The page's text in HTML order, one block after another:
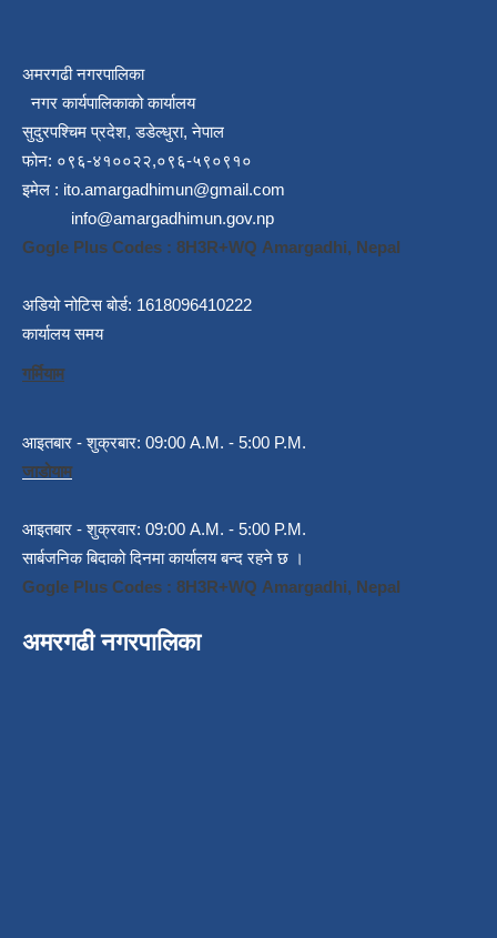
अमरगढी नगरपालिका
नगर कार्यपालिकाको कार्यालय
सुदुरपश्चिम प्रदेश, डडेल्धुरा, नेपाल
फोन: ०९६-४१००२२,०९६-५९०९१०
इमेल : ito.amargadhimun@gmail.com
info@amargadhimun.gov.np
Gogle Plus Codes : 8H3R+WQ Amargadhi, Nepal
अडियो नोटिस बोर्ड: 1618096410222
कार्यालय समय
गर्मियाम
आइतबार - शुक्रबार: 09:00 A.M. - 5:00 P.M.
जाडोयाम
आइतबार - शुक्रवार: 09:00 A.M. - 5:00 P.M.
सार्बजनिक बिदाको दिनमा कार्यालय बन्द रहने छ ।
Gogle Plus Codes : 8H3R+WQ Amargadhi, Nepal
अमरगढी नगरपालिका